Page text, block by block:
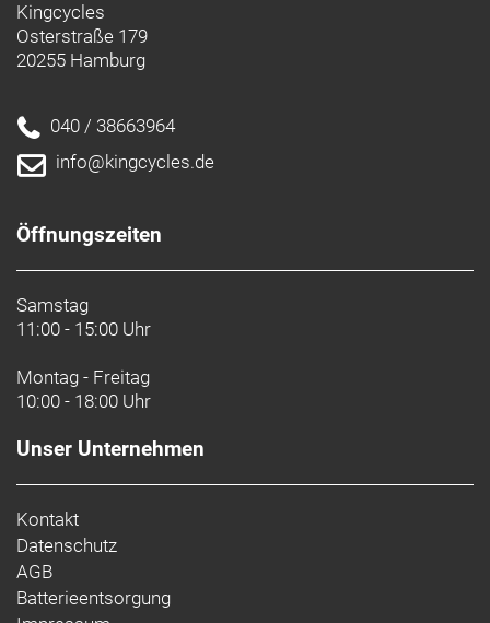
Kingcycles
Osterstraße 179
20255 Hamburg
040 / 38663964
info@kingcycles.de
Öffnungszeiten
Samstag
11:00 - 15:00 Uhr
Montag - Freitag
10:00 - 18:00 Uhr
Unser Unternehmen
Kontakt
Datenschutz
AGB
Batterieentsorgung